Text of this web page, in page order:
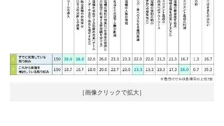
［画像クリックで拡大］